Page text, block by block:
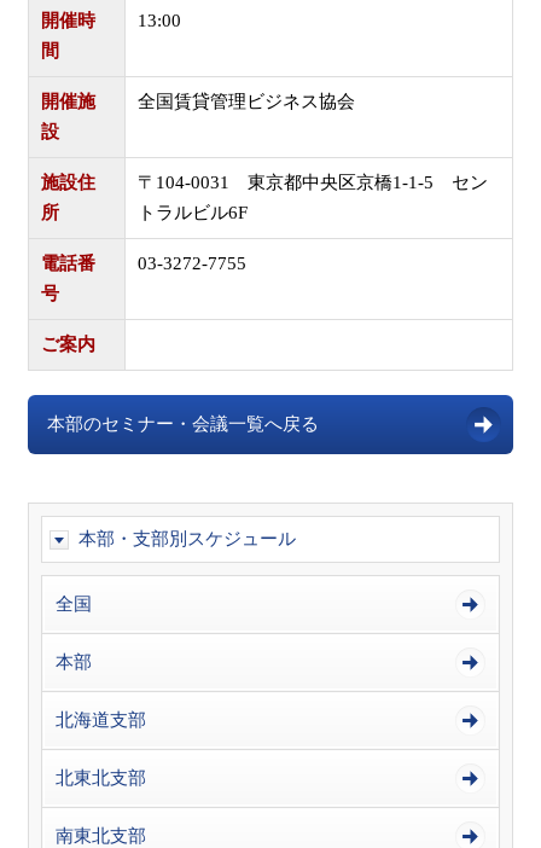
開催時
間
13:00
開催施
設
全国賃貸管理ビジネス協会
施設住
所
〒104-0031 東京都中央区京橋1-1-5 セン
トラルビル6F
電話番
号
03-3272-7755
ご案内
本部のセミナー・会議一覧へ戻る
本部・支部別スケジュール
全国
本部
北海道支部
北東北支部
南東北支部